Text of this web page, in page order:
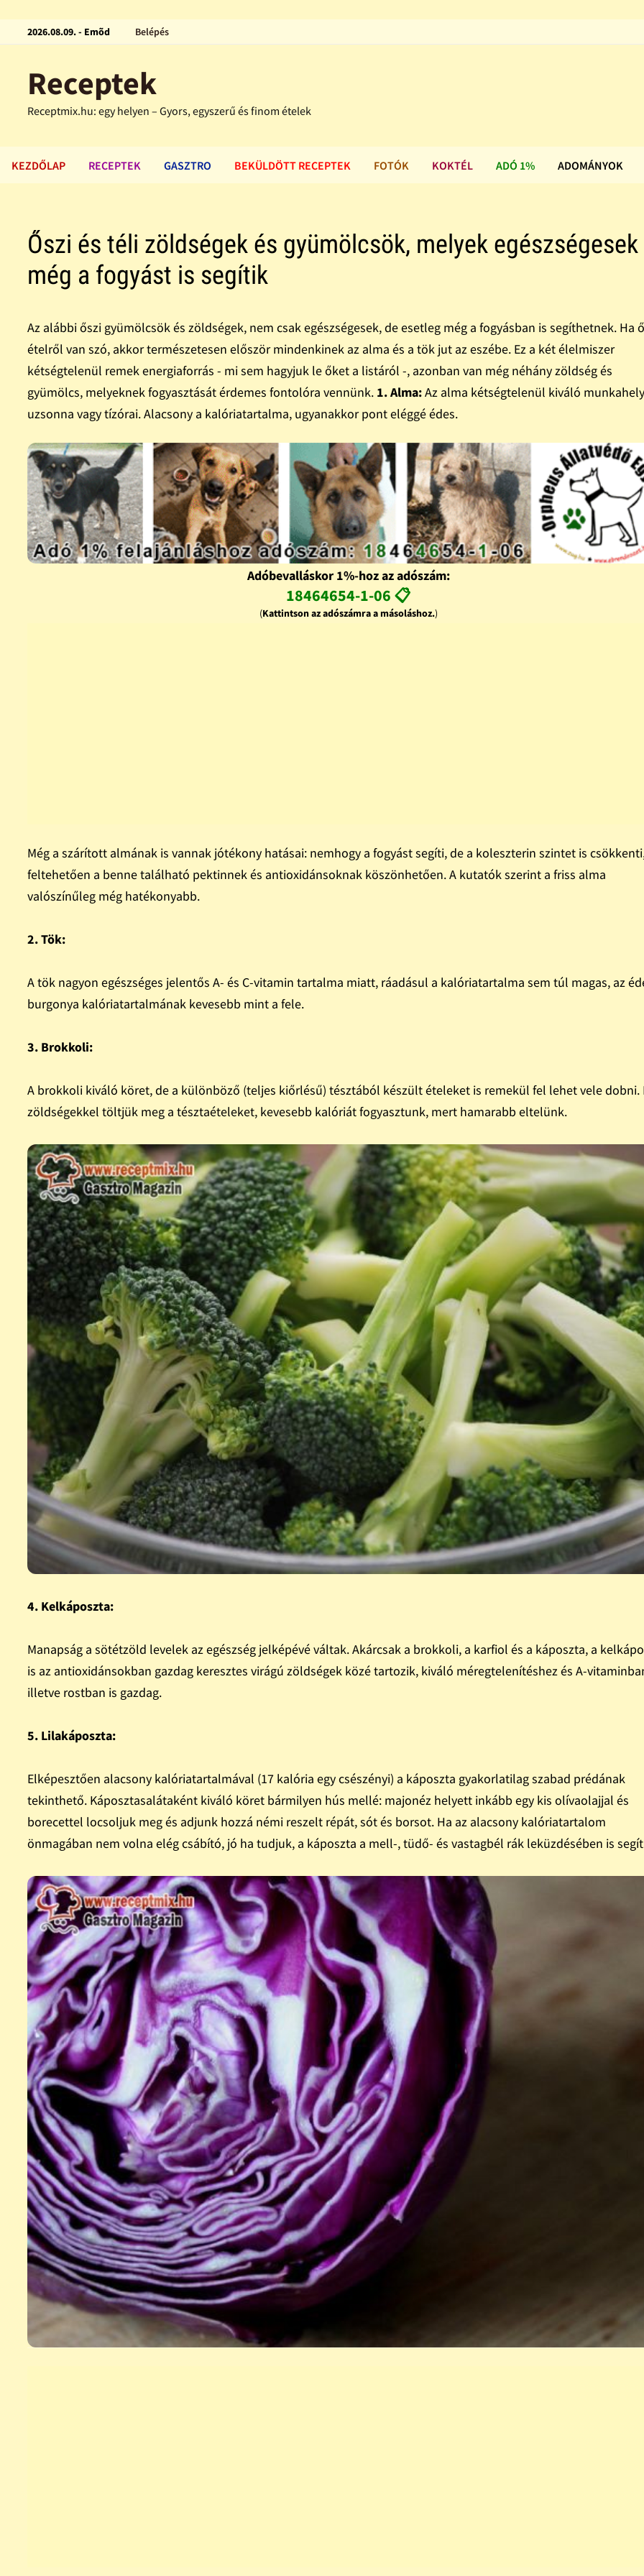
2026.08.09. - Emõd Belépés
Receptek
Receptmix.hu: egy helyen – Gyors, egyszerű és finom ételek
KEZDŐLAP RECEPTEK GASZTRO BEKÜLDÖTT RECEPTEK FOTÓK KOKTÉL ADÓ 1% ADOMÁNYOK
Őszi és téli zöldségek és gyümölcsök, melyek egészségesek
még a fogyást is segítik
Az alábbi őszi gyümölcsök és zöldségek, nem csak egészségesek, de esetleg még a fogyásban is segíthetnek. Ha
ételről van szó, akkor természetesen először mindenkinek az alma és a tök jut az eszébe. Ez a két élelmiszer
kétségtelenül remek energiaforrás - mi sem hagyjuk le őket a listáról -, azonban van még néhány zöldség és
gyümölcs, melyeknek fogyasztását érdemes fontolóra vennünk. 1. Alma:Az alma kétségtelenül kiváló
uzsonna vagy tízórai. Alacsony a kalóriatartalma, ugyanakkor pont eléggé édes.
Adóbevalláskor 1%-hoz az adószám:
18464654-1-06 📋
(Kattintson az adószámra a másoláshoz.)
Még a szárított almának is vannak jótékony hatásai: nemhogy a fogyást segíti, de a koleszterin szintet is
feltehetően a benne található pektinnek és antioxidánsoknak köszönhetően. A kutatók szerint a friss alma
valószínűleg még hatékonyabb.
2. Tök:
A tök nagyon egészséges jelentős A- és C-vitamin tartalma miatt, ráadásul a kalóriatartalma sem túl magas, az
burgonya kalóriatartalmának kevesebb mint a fele.
3. Brokkoli:
A brokkoli kiváló köret, de a különböző (teljes kiőrlésű) tésztából készült ételeket is remekül fel lehet vele dobni.
zöldségekkel töltjük meg a tésztaételeket, kevesebb kalóriát fogyasztunk, mert hamarabb eltelünk.
4. Kelkáposzta:
Manapság a sötétzöld levelek az egészség jelképévé váltak. Akárcsak a brokkoli, a karfiol és a káposzta, a
is az antioxidánsokban gazdag keresztes virágú zöldségek közé tartozik, kiváló méregtelenítéshez és A-
illetve rostban is gazdag.
5. Lilakáposzta:
Elképesztően alacsony kalóriatartalmával (17 kalória egy csészényi) a káposzta gyakorlatilag szabad prédának
tekinthető. Káposztasalátaként kiváló köret bármilyen hús mellé: majonéz helyett inkább egy kis olívaolajjal és
borecettel locsoljuk meg és adjunk hozzá némi reszelt répát, sót és borsot. Ha az alacsony kalóriatartalom
önmagában nem volna elég csábító, jó ha tudjuk, a káposzta a mell-, tüdő- és vastagbél rák leküzdésében is